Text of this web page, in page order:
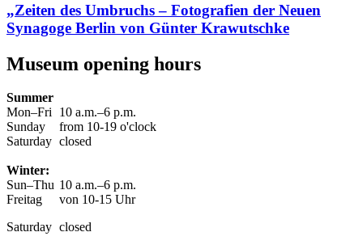
„Zeiten des Umbruchs – Fotografien der Neuen
Synagoge Berlin von Günter Krawutschke
Museum opening hours
Summer
Mon–Fri 10 a.m.–6 p.m.
Sunday
from 10-19 o'clock
Saturday closed
Winter:
Sun–Thu 10 a.m.–6 p.m.
Freitag
von 10-15 Uhr
Saturday closed